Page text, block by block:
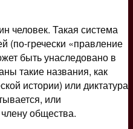
человек. Такая система
(по-гречески «правление
быть унаследовано в
такие названия, как
истории) или диктатура
или
общества.